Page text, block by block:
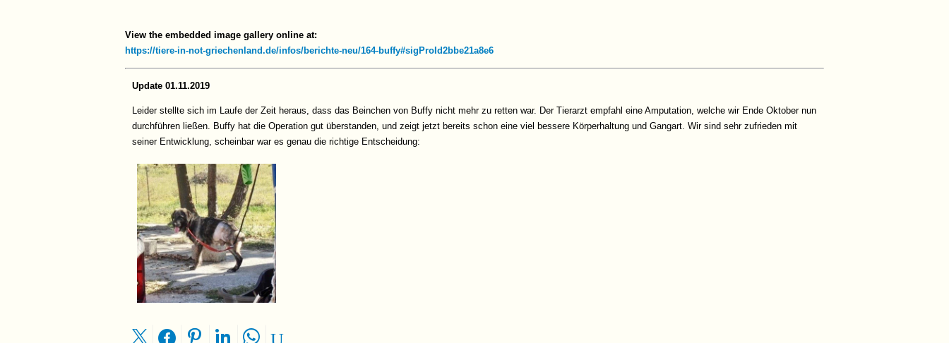
View the embedded image gallery online at:
https://tiere-in-not-griechenland.de/infos/berichte-neu/164-buffy#sigProId2bbe21a8e6
Update 01.11.2019
Leider stellte sich im Laufe der Zeit heraus, dass das Beinchen von Buffy nicht mehr zu retten war. Der Tierarzt empfahl eine Amputation, welche wir Ende Oktober nun
durchführen ließen. Buffy hat die Operation gut überstanden, und zeigt jetzt bereits schon eine viel bessere Körperhaltung und Gangart. Wir sind sehr zufrieden mit
seiner Entwicklung, scheinbar war es genau die richtige Entscheidung: